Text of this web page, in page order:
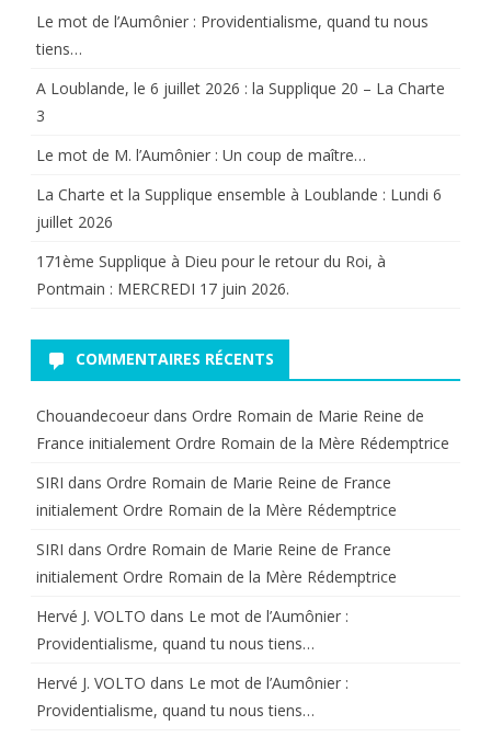
Le mot de l’Aumônier : Providentialisme, quand tu nous
tiens…
A Loublande, le 6 juillet 2026 : la Supplique 20 – La Charte
3
Le mot de M. l’Aumônier : Un coup de maître…
La Charte et la Supplique ensemble à Loublande : Lundi 6
juillet 2026
171ème Supplique à Dieu pour le retour du Roi, à
Pontmain : MERCREDI 17 juin 2026.
COMMENTAIRES RÉCENTS
Chouandecoeur dans Ordre Romain de Marie Reine de
France initialement Ordre Romain de la Mère Rédemptrice
SIRI dans Ordre Romain de Marie Reine de France
initialement Ordre Romain de la Mère Rédemptrice
SIRI dans Ordre Romain de Marie Reine de France
initialement Ordre Romain de la Mère Rédemptrice
Hervé J. VOLTO dans Le mot de l’Aumônier :
Providentialisme, quand tu nous tiens…
Hervé J. VOLTO dans Le mot de l’Aumônier :
Providentialisme, quand tu nous tiens…